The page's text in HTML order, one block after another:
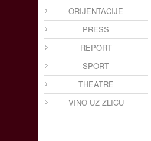
ORIJENTACIJE
PRESS
REPORT
SPORT
THEATRE
VINO UZ ŽLICU